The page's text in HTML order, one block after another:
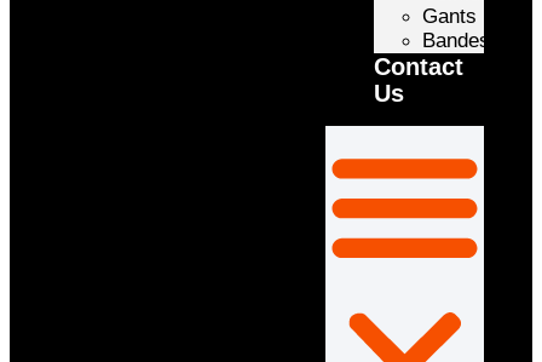
Gants
Bandes
Contact
Us